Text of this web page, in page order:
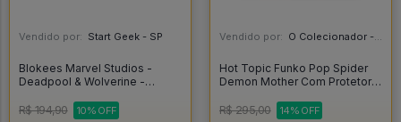
Vendido por: Start Geek - SP
Blokees Marvel Studios -
Deadpool & Wolverine -
R$ 194,90
10% OFF
Vendido por: O Colecionador - SP
Hot Topic Funko Pop Spider
Demon Mother Com Protetor -
R$ 295,00
14% OFF